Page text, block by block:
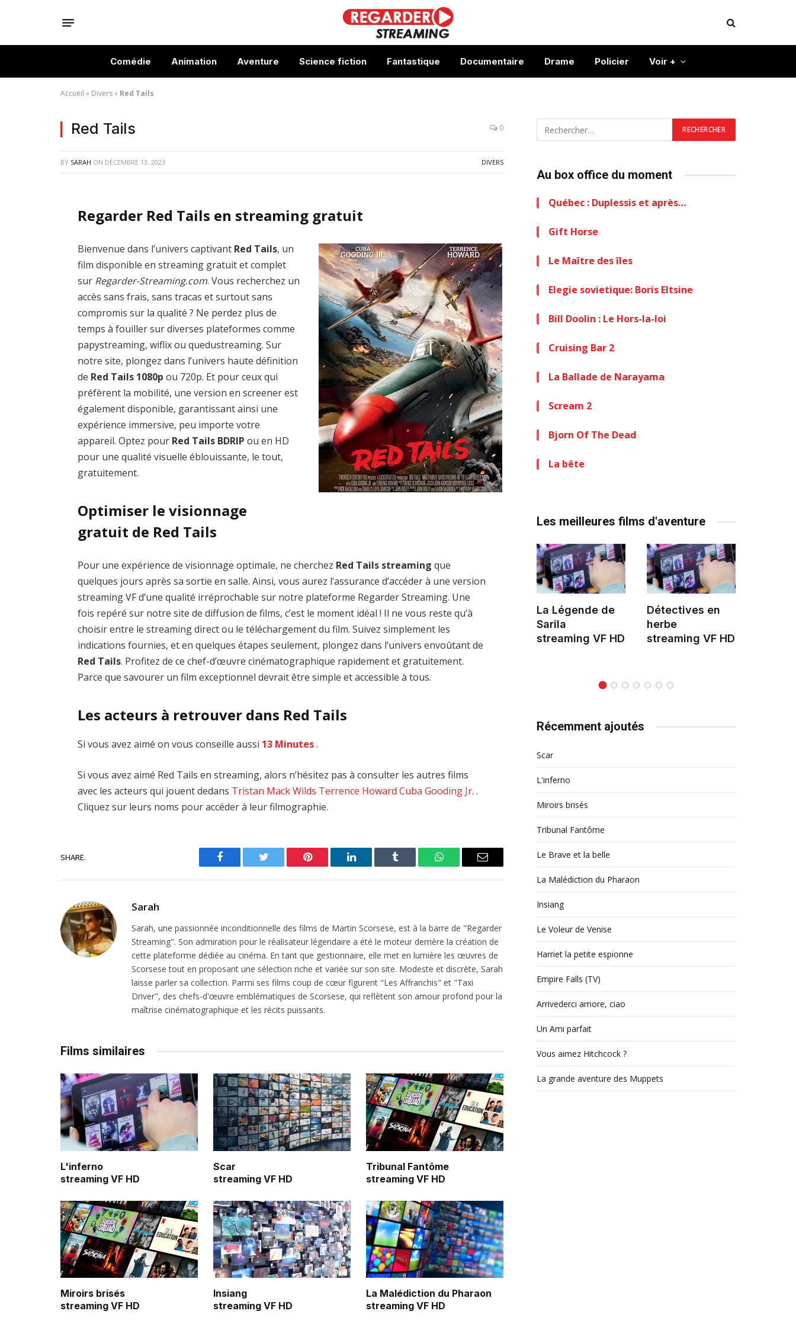
Comédie Animation Aventure Science fiction Fantastique Documentaire Drame Policier Voir +
Accueil » Divers» Red Tails
Red Tails 0
BY SARAH ON DÉCEMBRE 13, 2023 DIVERS
Regarder Red Tails en streaming gratuit
Bienvenue dans l’univers captivant Red Tails, un
film disponible en streaming gratuit et complet
sur Regarder-Streaming.com. Vous recherchez un
accès sans frais, sans tracas et surtout sans
compromis sur la qualité ? Ne perdez plus de
temps à fouiller sur diverses plateformes comme
papystreaming, wiflix ou quedustreaming. Sur
notre site, plongez dans l’univers haute définition
de Red Tails 1080p ou 720p. Et pour ceux qui
préfèrent la mobilité, une version en screener est
également disponible, garantissant ainsi une
expérience immersive, peu importe votre
appareil. Optez pour Red Tails BDRIP ou en HD
pour une qualité visuelle éblouissante, le tout,
gratuitement.
Optimiser le visionnage
gratuit de Red Tails
Pour une expérience de visionnage optimale, ne cherchez Red Tails streaming que
quelques jours après sa sortie en salle. Ainsi, vous aurez l’assurance d’accéder à une version
streaming VF d’une qualité irréprochable sur notre plateforme Regarder Streaming. Une
fois repéré sur notre site de diffusion de films, c’est le moment idéal ! Il ne vous reste qu’à
choisir entre le streaming direct ou le téléchargement du film. Suivez simplement les
indications fournies, et en quelques étapes seulement, plongez dans l’univers envoûtant de
Red Tails. Profitez de ce chef-d’œuvre cinématographique rapidement et gratuitement.
Parce que savourer un film exceptionnel devrait être simple et accessible à tous.
Les acteurs à retrouver dans Red Tails
Si vous avez aimé on vous conseille aussi 13 Minutes.
Si vous avez aimé Red Tails en streaming, alors n’hésitez pas à consulter les autres films
avec les acteurs qui jouent dedans Tristan Mack Wilds Terrence Howard Cuba Gooding Jr. .
Cliquez sur leurs noms pour accéder à leur filmographie.
SHARE.
Facebook Twitter Pinterest LinkedIn Tumblr WhatsAppEmail
Sarah
Sarah, une passionnée inconditionnelle des films de Martin Scorsese, est à la barre de "Regarder
Streaming". Son admiration pour le réalisateur légendaire a été le moteur derrière la création de
cette plateforme dédiée au cinéma. En tant que gestionnaire, elle met en lumière les œuvres de
Scorsese tout en proposant une sélection riche et variée sur son site. Modeste et discrète, Sarah
laisse parler sa collection. Parmi ses films coup de cœur figurent "Les Affranchis" et "Taxi
Driver", des chefs-d'œuvre emblématiques de Scorsese, qui reflètent son amour profond pour la
maîtrise cinématographique et les récits puissants.
Films similaires
L'inferno
streaming VF HD
Scar
streaming VF HD
Tribunal Fantôme
streaming VF HD
Miroirs brisés
streaming VF HD
Insiang
streaming VF HD
La Malédiction du Pharaon
streaming VF HD
Au box office du moment
Québec : Duplessis et après…
Gift Horse
Le Maître des îles
Elegie sovietique: Boris Eltsine
Bill Doolin : Le Hors-la-loi
Cruising Bar 2
La Ballade de Narayama
Scream 2
Bjorn Of The Dead
La bête
Les meilleures films d'aventure
Zenon: Girl of
the 21st Century
streaming VF HD
La Légende des
1000 dragons
streaming VF HD
La Légende de
Sarila
streaming VF HD
Détectives en
herbe
streaming VF HD
Récemment ajoutés
Scar
L'inferno
Miroirs brisés
Tribunal Fantôme
Le Brave et la belle
La Malédiction du Pharaon
Insiang
Le Voleur de Venise
Harriet la petite espionne
Empire Falls (TV)
Arrivederci amore, ciao
Un Ami parfait
Vous aimez Hitchcock ?
La grande aventure des Muppets